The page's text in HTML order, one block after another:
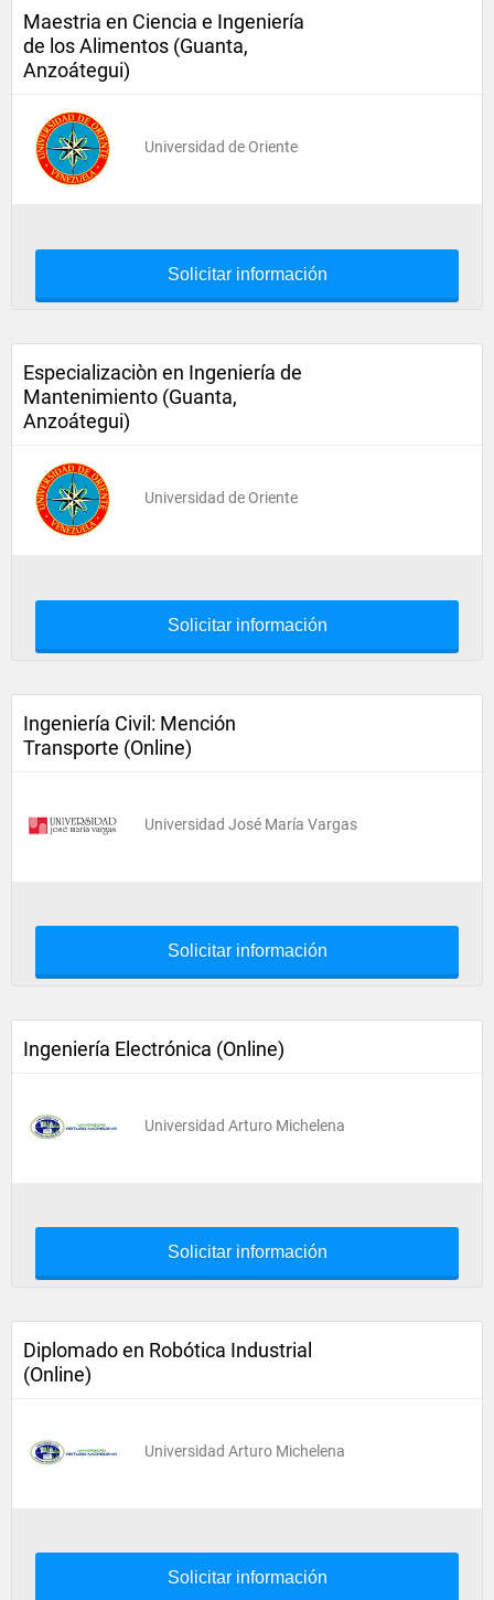
Maestria en Ciencia e Ingeniería
de los Alimentos (Guanta,
Anzoátegui)
Universidad de Oriente
Solicitar información
Especializaciòn en Ingeniería de
Mantenimiento (Guanta,
Anzoátegui)
Universidad de Oriente
Solicitar información
Ingeniería Civil: Mención
Transporte (Online)
Universidad José María Vargas
Solicitar información
Ingeniería Electrónica (Online)
Universidad Arturo Michelena
Solicitar información
Diplomado en Robótica Industrial
(Online)
Universidad Arturo Michelena
Solicitar información